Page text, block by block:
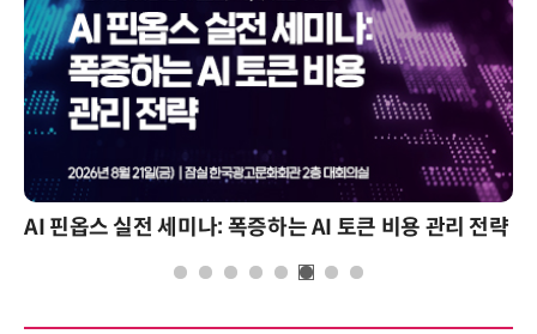
AI 핀옵스 실전 세미나: 폭증하는 AI 토큰 비용 관리 전략